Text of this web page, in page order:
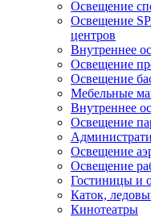
Освещение
Освещение
центров
Внутреннее
Освещение
Освещение
Мебельные
Внутреннее
Освещение
Освещение
Освещение
Гостиницы и
Каток,
Кинотеатры